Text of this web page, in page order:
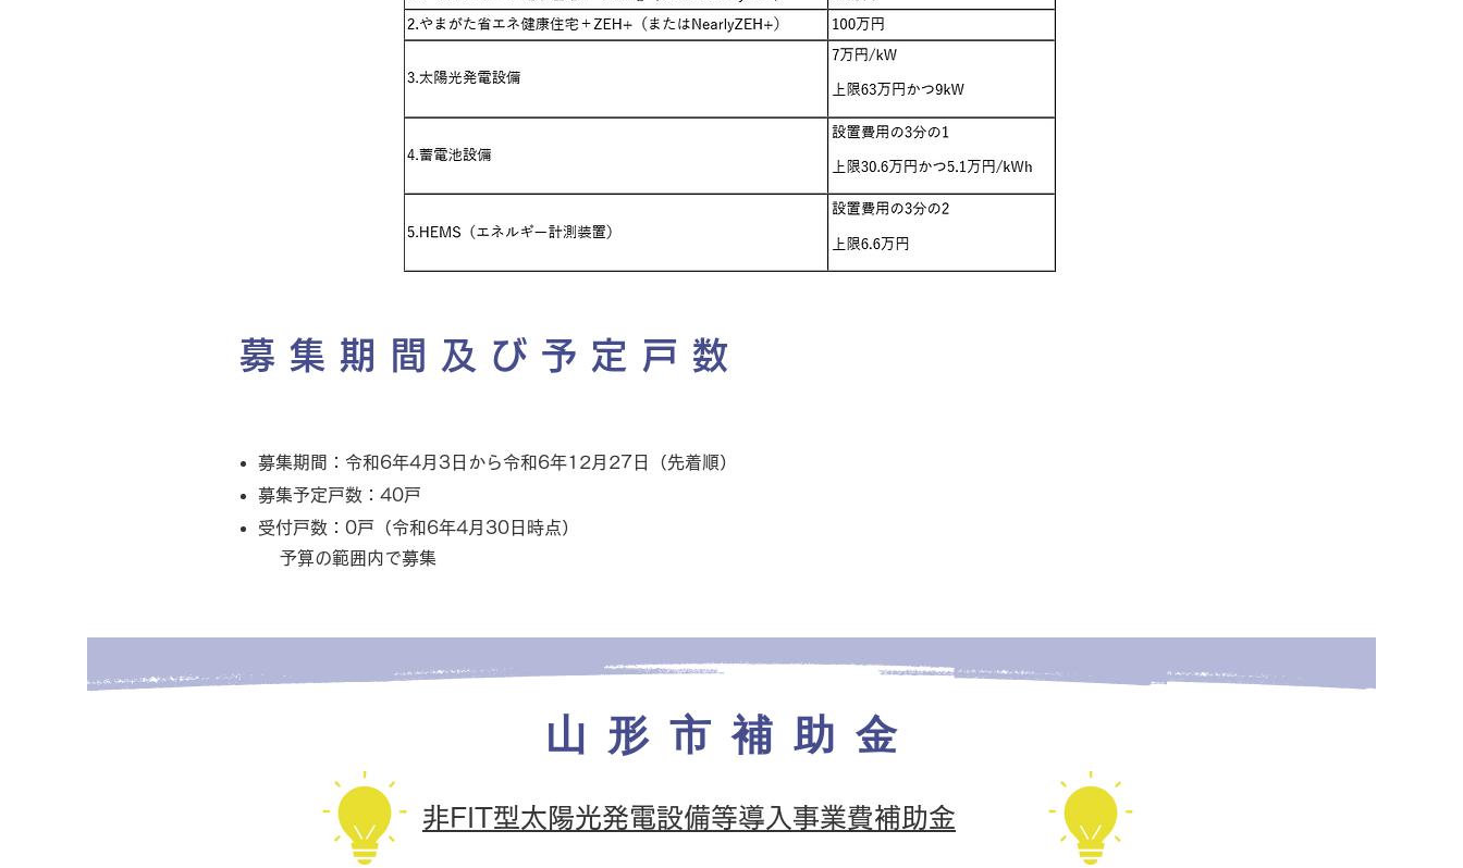
募集期間及び予定戸数
募集期間：令和6年4月3日から令和6年12月27日（先着順）
募集予定戸数：40戸
受付戸数：0戸（令和6年4月30日時点）
予算の範囲内で募集
山形市補助金
非FIT型太陽光発電設備等導入事業費補助金